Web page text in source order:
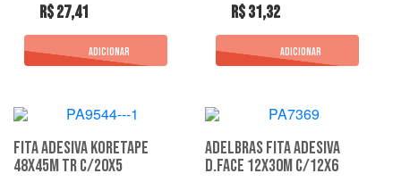
R$ 27,41 R$ 31,32
Fita Adesiva Koretape
48X45M Tr C/20X5
Adelbras Fita Adesiva
D.Face 12X30M C/12X6